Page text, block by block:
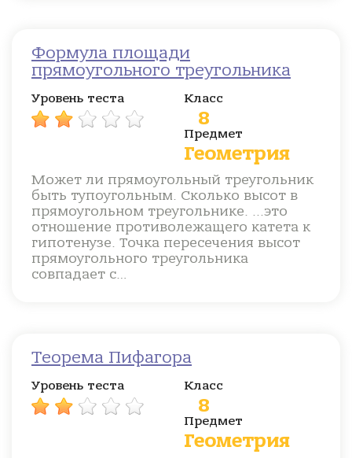
Формула площади
прямоугольного треугольника
Уровень теста Класс
8
Предмет
Геометрия
Может ли прямоугольный треугольник
быть тупоугольным. Сколько высот в
прямоугольном треугольнике. ...это
отношение противолежащего катета к
гипотенузе. Точка пересечения высот
прямоугольного треугольника
совпадает с…
Теорема Пифагора
Уровень теста Класс
8
Предмет
Геометрия